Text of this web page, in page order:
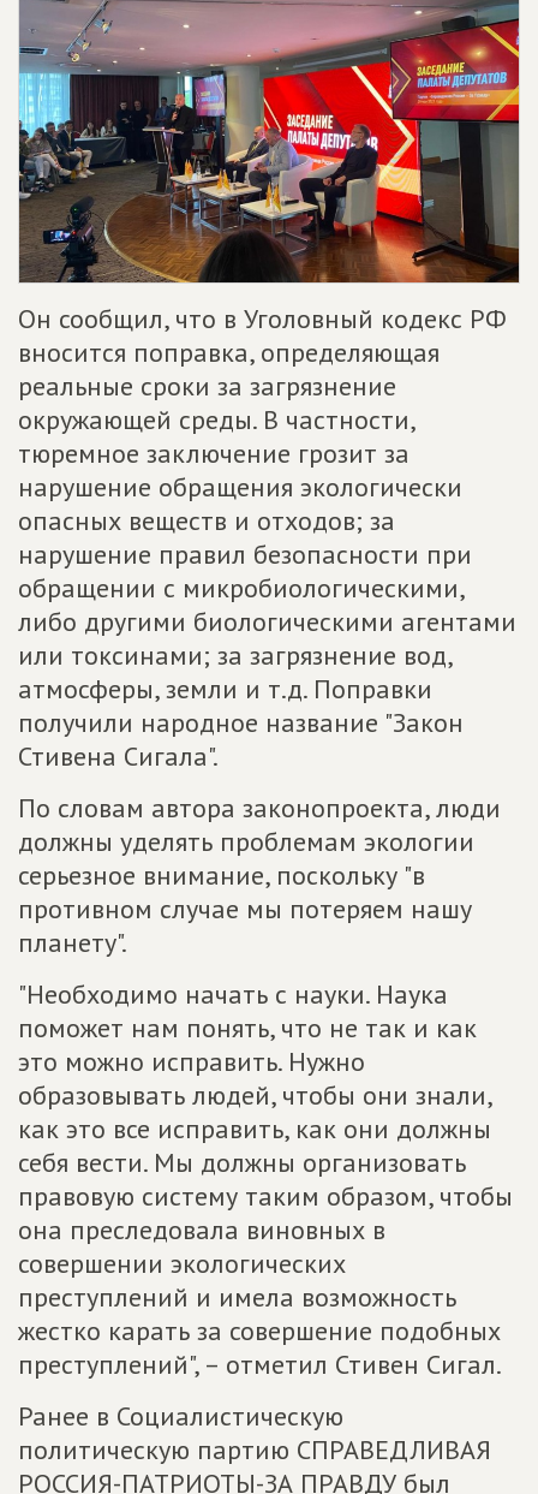
Он сообщил, что в Уголовный кодекс РФ
вносится поправка, определяющая
реальные сроки за загрязнение
окружающей среды. В частности,
тюремное заключение грозит за
нарушение обращения экологически
опасных веществ и отходов; за
нарушение правил безопасности при
обращении с микробиологическими,
либо другими биологическими агентами
или токсинами; за загрязнение вод,
атмосферы, земли и т.д. Поправки
получили народное название "Закон
Стивена Сигала".
По словам автора законопроекта, люди
должны уделять проблемам экологии
серьезное внимание, поскольку "в
противном случае мы потеряем нашу
планету".
"Необходимо начать с науки. Наука
поможет нам понять, что не так и как
это можно исправить. Нужно
образовывать людей, чтобы они знали,
как это все исправить, как они должны
себя вести. Мы должны организовать
правовую систему таким образом, чтобы
она преследовала виновных в
совершении экологических
преступлений и имела возможность
жестко карать за совершение подобных
преступлений", – отметил Стивен Сигал.
Ранее в Социалистическую
политическую партию СПРАВЕДЛИВАЯ
РОССИЯ-ПАТРИОТЫ-ЗА ПРАВДУ был